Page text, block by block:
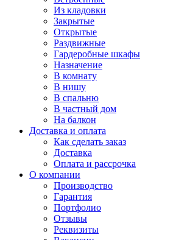
Из кладовки
Закрытые
Открытые
Раздвижные
Гардеробные шкафы
Назначение
В комнату
В нишу
В спальню
В частный дом
На балкон
Доставка и оплата
Как сделать заказ
Доставка
Оплата и рассрочка
О компании
Производство
Гарантия
Портфолио
Отзывы
Реквизиты